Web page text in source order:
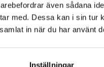
även sådana
med. Dessa kan i sin tur
in när du har använt
Inställningar